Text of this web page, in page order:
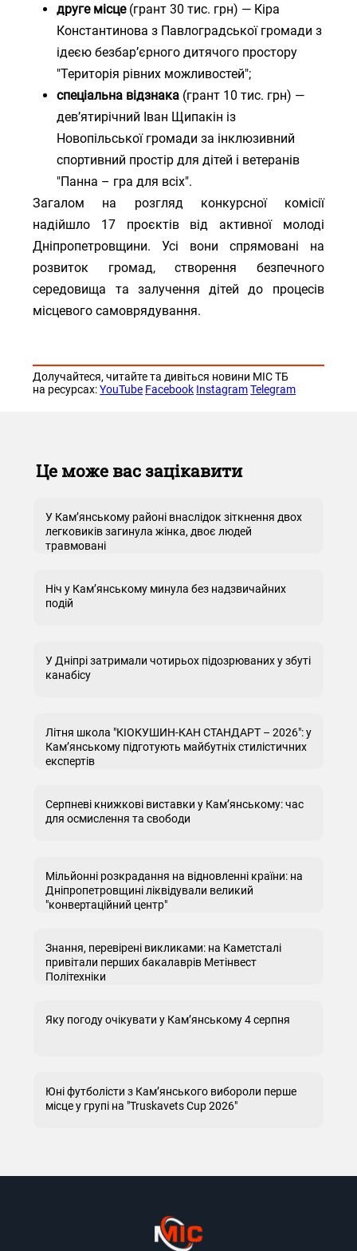
друге місце(грант 30 тис. грн) — Кіра
Константинова з Павлоградської громади з
ідеєю безбар’єрного дитячого простору
"Територія рівних можливостей";
спеціальна відзнака (грант 10 тис. грн) —
дев’ятирічний Іван Щипакін із
Новопільської громади за інклюзивний
спортивний простір для дітей і ветеранів
"Панна – гра для всіх".
Загалом на розгляд конкурсної комісії
надійшло 17 проєктів від активної молоді
Дніпропетровщини. Усі вони спрямовані на
розвиток громад, створення безпечного
середовища та залучення дітей до процесів
місцевого самоврядування.
Долучайтеся, читайте та дивіться новини МІС ТБ
на ресурсах:YouTube Facebook Instagram Telegram
Це може вас зацікавити
У Кам’янському районі внаслідок зіткнення двох
легковиків загинула жінка, двоє людей
травмовані
Ніч у Кам’янському минула без надзвичайних
подій
У Дніпрі затримали чотирьох підозрюваних у збуті
канабісу
Літня школа "КІОКУШИН-КАН СТАНДАРТ – 2026": у
Кам’янському підготують майбутніх стилістичних
експертів
Серпневі книжкові виставки у Кам’янському: час
для осмислення та свободи
Мільйонні розкрадання на відновленні країни: на
Дніпропетровщині ліквідували великий
"конвертаційний центр"
Знання, перевірені викликами: на Каметсталі
привітали перших бакалаврів Метінвест
Політехніки
Яку погоду очікувати у Кам’янському 4 серпня
Юні футболісти з Кам’янського вибороли перше
місце у групі на "Truskavets Cup 2026"